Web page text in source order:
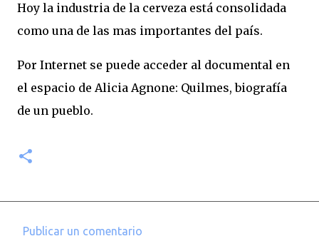
Hoy la industria de la cerveza está consolidada
como una de las mas importantes del país.
Por Internet se puede acceder al documental en
el espacio de Alicia Agnone: Quilmes, biografía
de un pueblo.
Publicar un comentario